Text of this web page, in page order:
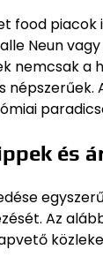
food piacok
Neun
nemcsak a
népszerűek.
és
Az